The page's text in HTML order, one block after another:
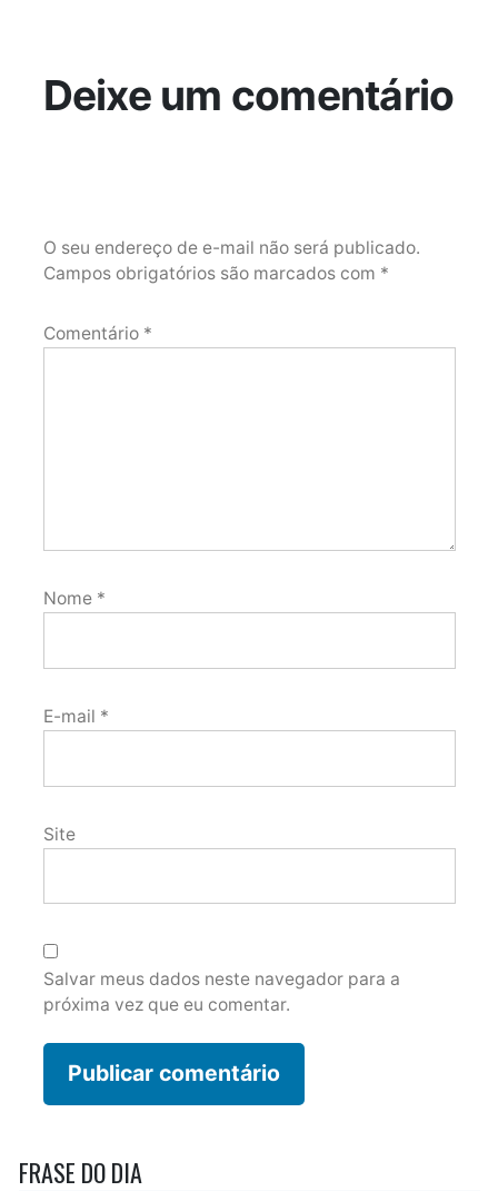
Deixe um comentário
O seu endereço de e-mail não será publicado.
Campos obrigatórios são marcados com *
Comentário *
Nome *
E-mail *
Site
Salvar meus dados neste navegador para a
próxima vez que eu comentar.
FRASE DO DIA